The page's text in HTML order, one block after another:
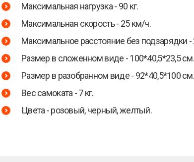
Максимальная нагрузка - 90 кг.
Максимальная скорость - 25 км/ч.
Максимальное расстояние без подзарядки -
Размер в сложенном виде - 100*40,5*23,5 см.
Размер в разобранном виде - 92*40,5*100 см.
Вес самоката - 7 кг.
Цвета - розовый, черный, желтый.